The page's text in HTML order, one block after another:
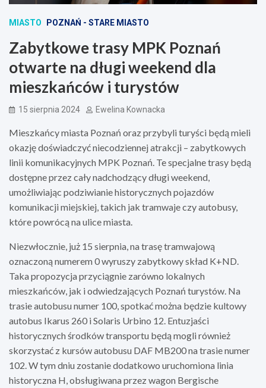
MIASTO POZNAŃ - STARE MIASTO
Zabytkowe trasy MPK Poznań
otwarte na długi weekend dla
mieszkańców i turystów
15 sierpnia 2024 Ewelina Kownacka
Mieszkańcy miasta Poznań oraz przybyli turyści będą mieli
okazję doświadczyć niecodziennej atrakcji – zabytkowych
linii komunikacyjnych MPK Poznań. Te specjalne trasy będą
dostępne przez cały nadchodzący długi weekend,
umożliwiając podziwianie historycznych pojazdów
komunikacji miejskiej, takich jak tramwaje czy autobusy,
które powrócą na ulice miasta.
Niezwłocznie, już 15 sierpnia, na trasę tramwajową
oznaczoną numerem 0 wyruszy zabytkowy skład K+ND.
Taka propozycja przyciągnie zarówno lokalnych
mieszkańców, jak i odwiedzających Poznań turystów. Na
trasie autobusu numer 100, spotkać można będzie kultowy
autobus Ikarus 260 i Solaris Urbino 12. Entuzjaści
historycznych środków transportu będą mogli również
skorzystać z kursów autobusu DAF MB200 na trasie numer
102. W tym dniu zostanie dodatkowo uruchomiona linia
historyczna H, obsługiwana przez wagon Bergische